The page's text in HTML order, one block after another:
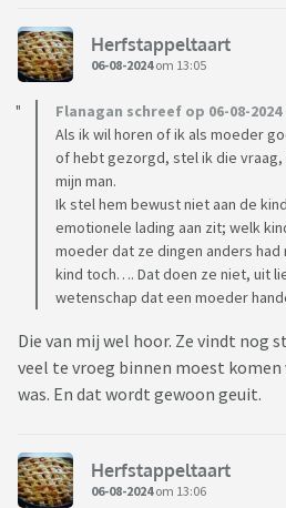
Herfstappeltaart
06-08-2024om 13:05
Flanagan schreef op 06-08-2024
Als ik wil horen of ik als moeder
of hebt gezorgd, stel ik die vraag,
mijn man.
Ik stel hem bewust niet aan de
emotionele lading aan zit; welk
moeder dat ze dingen anders
kind toch…. Dat doen ze niet, uit
wetenschap dat een moeder
Die van mij wel hoor. Ze vindt nog
veel te vroeg binnen moest
was. En dat wordt gewoon geuit.
Herfstappeltaart
06-08-2024om 13:06